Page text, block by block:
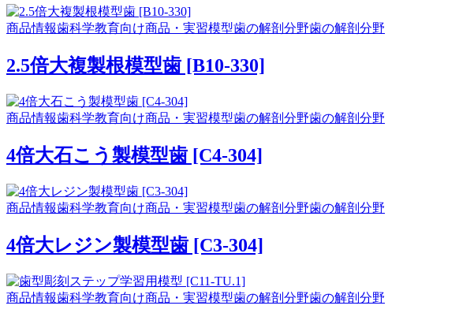
商品情報歯科学教育向け商品・実習模型歯の解剖分野歯の解剖分野
2.5倍大複製根模型歯 [B10-330]
商品情報歯科学教育向け商品・実習模型歯の解剖分野歯の解剖分野
4倍大石こう製模型歯 [C4-304]
商品情報歯科学教育向け商品・実習模型歯の解剖分野歯の解剖分野
4倍大レジン製模型歯 [C3-304]
商品情報歯科学教育向け商品・実習模型歯の解剖分野歯の解剖分野